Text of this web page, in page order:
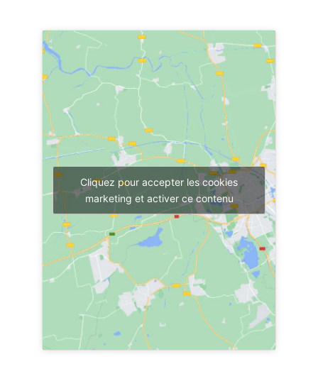
Cliquez pour accepter les cookies
marketing et activer ce contenu